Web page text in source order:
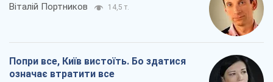
Віталій Портников 14,5 т.
Попри все, Київ вистоїть. Бо здатися
означає втратити все